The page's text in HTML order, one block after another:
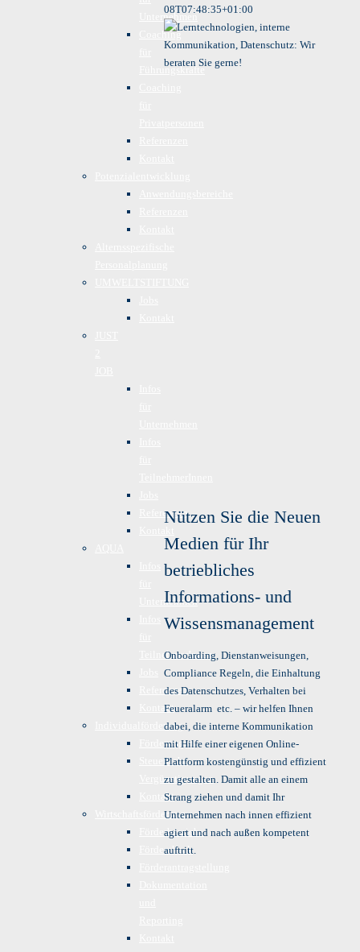
08T07:48:35+01:00
Nützen Sie die Neuen
Medien für Ihr
betriebliches
Informations- und
Wissensmanagement
Onboarding, Dienstanweisungen,
Compliance Regeln, die Einhaltung
des Datenschutzes, Verhalten bei
Feueralarm etc. – wir helfen Ihnen
dabei, die interne Kommunikation
mit Hilfe einer eigenen Online-
Plattform kostengünstig und effizient
zu gestalten. Damit alle an einem
Strang ziehen und damit Ihr
Unternehmen nach innen effizient
agiert und nach außen kompetent
auftritt.
Unternehmen
Coaching
Führungskräfte
Referenzen
Unternehmen
TeilnehmerInnen
Referenzen
Kontakt
Individualförderung
Förderungen
Steuerliche
Vergünstigungen
Kontakt
Wirtschaftsförderung
Förderbereiche
Fördercheck